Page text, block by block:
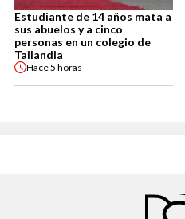
Estudiante de 14 años mata a
sus abuelos y a cinco
personas en un colegio de
Tailandia
Hace5 horas